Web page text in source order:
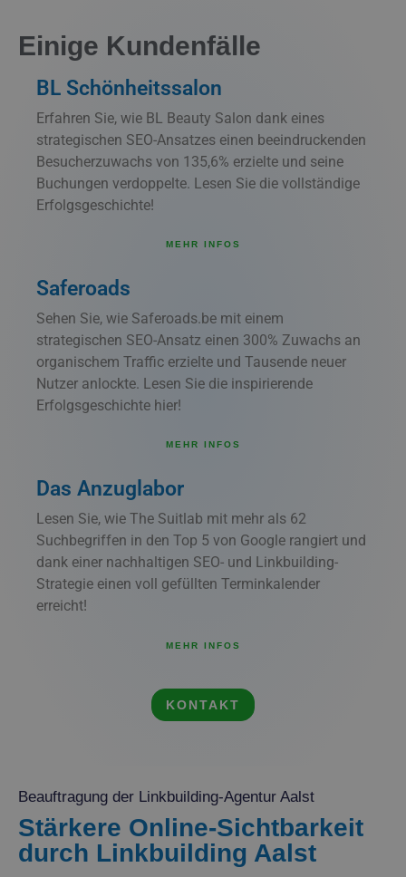
Einige Kundenfälle
BL Schönheitssalon
Erfahren Sie, wie BL Beauty Salon dank eines
strategischen SEO-Ansatzes einen beeindruckenden
Besucherzuwachs von 135,6% erzielte und seine
Buchungen verdoppelte. Lesen Sie die vollständige
Erfolgsgeschichte!
MEHR INFOS
Saferoads
Sehen Sie, wie Saferoads.be mit einem
strategischen SEO-Ansatz einen 300% Zuwachs an
organischem Traffic erzielte und Tausende neuer
Nutzer anlockte. Lesen Sie die inspirierende
Erfolgsgeschichte hier!
MEHR INFOS
Das Anzuglabor
Lesen Sie, wie The Suitlab mit mehr als 62
Suchbegriffen in den Top 5 von Google rangiert und
dank einer nachhaltigen SEO- und Linkbuilding-
Strategie einen voll gefüllten Terminkalender
erreicht!
MEHR INFOS
KONTAKT
Beauftragung der Linkbuilding-Agentur Aalst
Stärkere Online-Sichtbarkeit
durch Linkbuilding Aalst